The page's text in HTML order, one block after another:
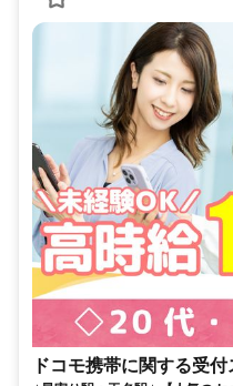
ドコモ携帯に関する受